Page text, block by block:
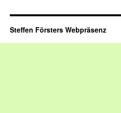
Steffen Försters Webpräsenz